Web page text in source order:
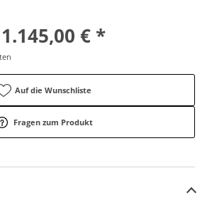
1.145,00 € *
Auf die Wunschliste
Fragen zum Produkt